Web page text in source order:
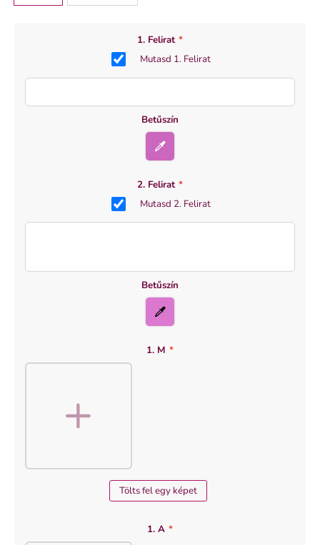
1. Felirat *
Mutasd 1. Felirat
Betűszín
2. Felirat *
Mutasd 2. Felirat
Betűszín
1. M *
Tölts fel egy képet
1. A *